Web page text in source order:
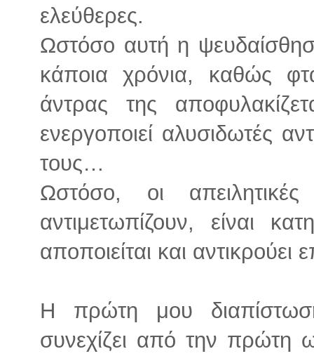
ελεύθερες.
Ωστόσο αυτή η
κάποια χρόνια, καθώς
άντρας της
ενεργοποιεί αλυσιδωτές
τους…
Ωστόσο, οι
αντιμετωπίζουν, είναι
αποποιείται και αντικρούει
Η πρώτη μου
συνεχίζει από την πρώτη